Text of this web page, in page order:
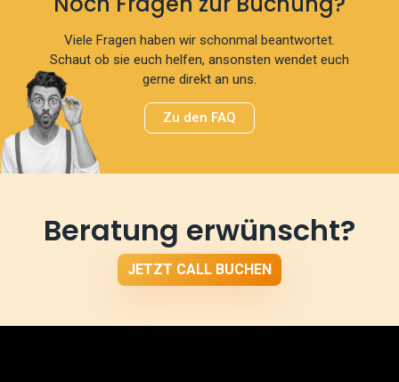
Viele Fragen haben wir schonmal beantwortet.
Schaut ob sie euch helfen, ansonsten wendet euch
gerne direkt an uns.
Zu den FAQ
Beratung erwünscht?
JETZT CALL BUCHEN